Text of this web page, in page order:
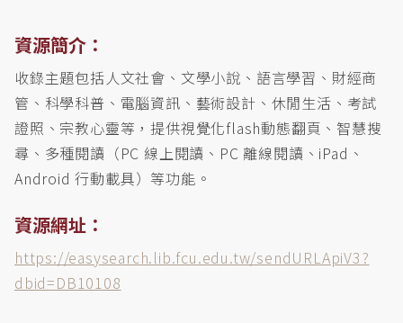
資源簡介：
收錄主題包括人文社會、文學小說、語言學習、財經商
管、科學科普、電腦資訊、藝術設計、休閒生活、考試
證照、宗教心靈等，提供視覺化flash動態翻頁、智慧搜
尋、多種閱讀（PC 線上閱讀、PC 離線閱讀、iPad、
Android 行動載具）等功能。
資源網址：
https://easysearch.lib.fcu.edu.tw/sendURLApiV3?
dbid=DB10108